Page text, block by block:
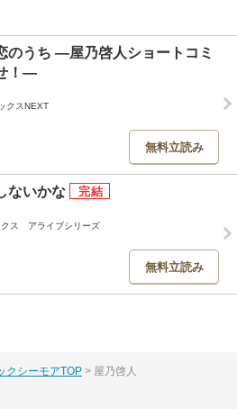
のうち ―屋乃啓人ショートコミ
！―
クスNEXT
無料立読み
ないかな
クス アライブシリーズ
無料立読み
クシーモアTOP 屋乃啓人